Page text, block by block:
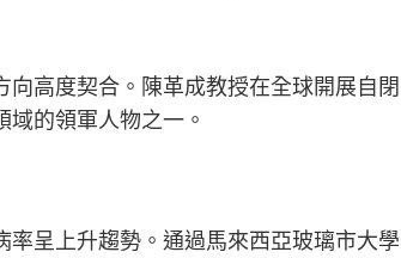
高度契合。陳革成教授在全球開展自閉
的領軍人物之一。
呈上升趨勢。通過馬來西亞玻璃市大學